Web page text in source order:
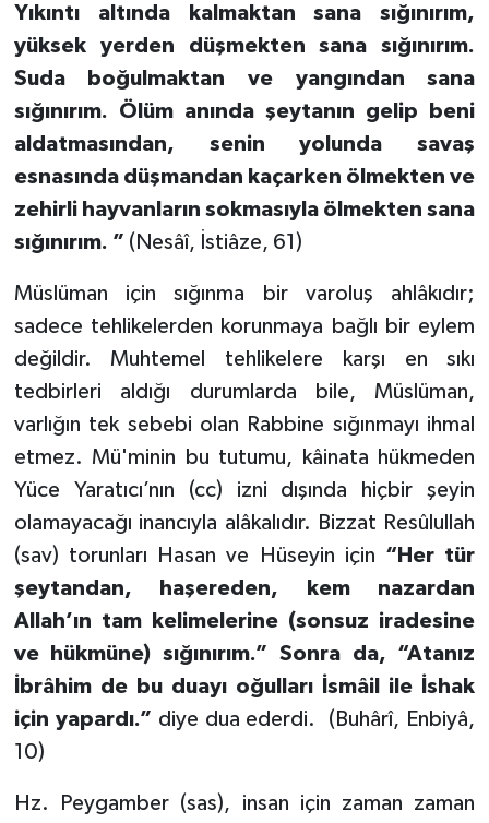
Yıkıntı altında kalmaktan sana sığınırım,
yüksek yerden düşmekten sana sığınırım.
Suda boğulmaktan ve yangından sana
sığınırım. Ölüm anında şeytanın gelip beni
aldatmasından, senin yolunda savaş
esnasında düşmandan kaçarken ölmekten ve
zehirli hayvanların sokmasıyla ölmekten sana
sığınırım. ” (Nesâî, İstiâze, 61)
Müslüman için sığınma bir varoluş ahlâkıdır;
sadece tehlikelerden korunmaya bağlı bir eylem
değildir. Muhtemel tehlikelere karşı en sıkı
tedbirleri aldığı durumlarda bile, Müslüman,
varlığın tek sebebi olan Rabbine sığınmayı ihmal
etmez. Mü'minin bu tutumu, kâinata hükmeden
Yüce Yaratıcı’nın (cc) izni dışında hiçbir şeyin
olamayacağı inancıyla alâkalıdır. Bizzat Resûlullah
(sav) torunları Hasan ve Hüseyin için “Her tür
şeytandan, haşereden, kem nazardan
Allah’ın tam kelimelerine (sonsuz iradesine
ve hükmüne) sığınırım.” Sonra da, “Atanız
İbrâhim de bu duayı oğulları İsmâil ile İshak
için yapardı.” diye dua ederdi. (Buhârî, Enbiyâ,
10)
Hz. Peygamber (sas), insan için zaman zaman